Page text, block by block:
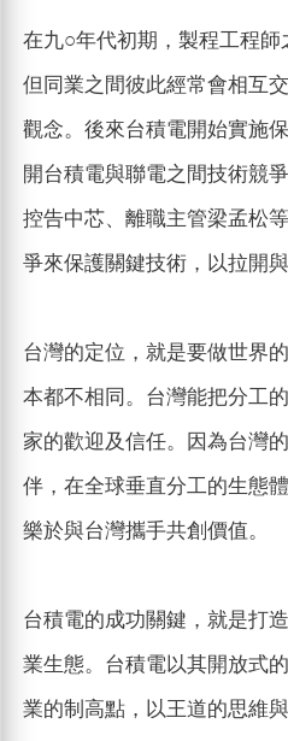
在九○年代初期，製程工程師
但同業之間彼此經常會相互
觀念。後來台積電開始實施
開台積電與聯電之間技術競
控告中芯、離職主管梁孟松
爭來保護關鍵技術，以拉開
台灣的定位，就是要做世界
本都不相同。台灣能把分工
家的歡迎及信任。因為台灣
伴，在全球垂直分工的生態
樂於與台灣攜手共創價值。
台積電的成功關鍵，就是打
業生態。台積電以其開放式
業的制高點，以王道的思維